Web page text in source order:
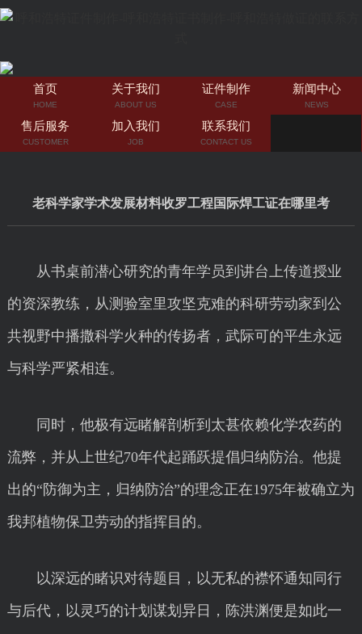
首页
HOME
关于我们
ABOUT US
证件制作
CASE
新闻中心
NEWS
售后服务
CUSTOMER
加入我们
JOB
联系我们
CONTACT US
老科学家学术发展材料收罗工程国际焊工证在哪里考
从书桌前潜心研究的青年学员到讲台上传道授业
的资深教练，从测验室里攻坚克难的科研劳动家到公
共视野中播撒科学火种的传扬者，武际可的平生永远
与科学严紧相连。
同时，他极有远睹解剖析到太甚依赖化学农药的
流弊，并从上世纪70年代起踊跃提倡归纳防治。他提
出的“防御为主，归纳防治”的理念正在1975年被确立为
我邦植物保卫劳动的指挥目的。
以深远的睹识对待题目，以无私的襟怀通知同行
与后代，以灵巧的计划谋划异日，陈洪渊便是如此一